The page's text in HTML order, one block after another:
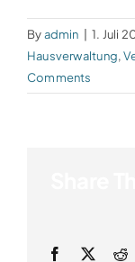
Byadmin 1. Juli
Hausverwaltung,
Comments
Facebook
X